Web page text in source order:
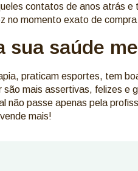
contatos de anos atrás
no momento exato de
sua saúde
praticam esportes, tem
são mais assertivas, felizes e
não passe apenas pela
mais!